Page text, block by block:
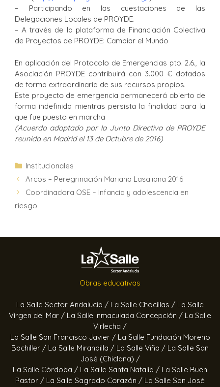
– Participando en las cuestaciones de las
Delegaciones Locales de PROYDE.
– A través de la plataforma de Financiación Colectiva
de Proyectos de PROYDE: Cambiar el Mundo
En aplicación del Protocolo de Emergencias pto. 2.6., la
Asociación PROYDE contribuirá con 3.000 € dotados
de forma extraordinaria de sus recursos propios.
Este proyecto de emergencia permanecerá abierto de
forma indefinida mientras persista la finalidad para la
que fue puesto en marcha
(Acuerdo adoptado por la Junta Directiva de PROYDE
reunida en Madrid el 13 de Octubre de 2016)
Institucionales
Arcos – Peregrinación Mariana Lasaliana 2016
Coordinadora OSE – Infancia y adolescencia en
riesgo
Obras educativas
La Salle Sector Andalucía / La Salle Chocillas / La Salle
Virgen del Mar / La Salle Inmaculada Concepción / La Salle
Virlecha /
La Salle San Francisco Javier / La Salle Fundación Moreno
Bachiller / La Salle Mirandilla / La Salle Viña / La Salle San
José (Chiclana) /
La Salle Córdoba / La Salle Santa Natalia / La Salle Buen
Pastor / La Salle Sagrado Corazón / La Salle San José